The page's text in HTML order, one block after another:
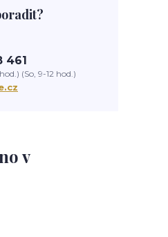
v
461
(So, 9-12 hod.)